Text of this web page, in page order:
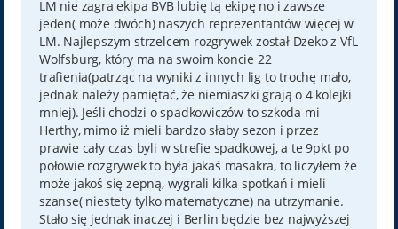
LM nie zagra ekipa BVB lubię tą ekipę no i zawsze
jeden( może dwóch) naszych reprezentantów więcej w
LM. Najlepszym strzelcem rozgrywek został Dzeko z VfL
Wolfsburg, który ma na swoim koncie 22
trafienia(patrząc na wyniki z innych lig to trochę mało,
jednak należy pamiętać, że niemiaszki grają o 4 kolejki
mniej). Jeśli chodzi o spadkowiczów to szkoda mi
Herthy, mimo iż mieli bardzo słaby sezon i przez
prawie cały czas byli w strefie spadkowej, a te 9pkt po
połowie rozgrywek to była jakaś masakra, to liczyłem że
może jakoś się zepną, wygrali kilka spotkań i mieli
szanse( niestety tylko matematyczne) na utrzymanie.
Stało się jednak inaczej i Berlin będzie bez najwyższej